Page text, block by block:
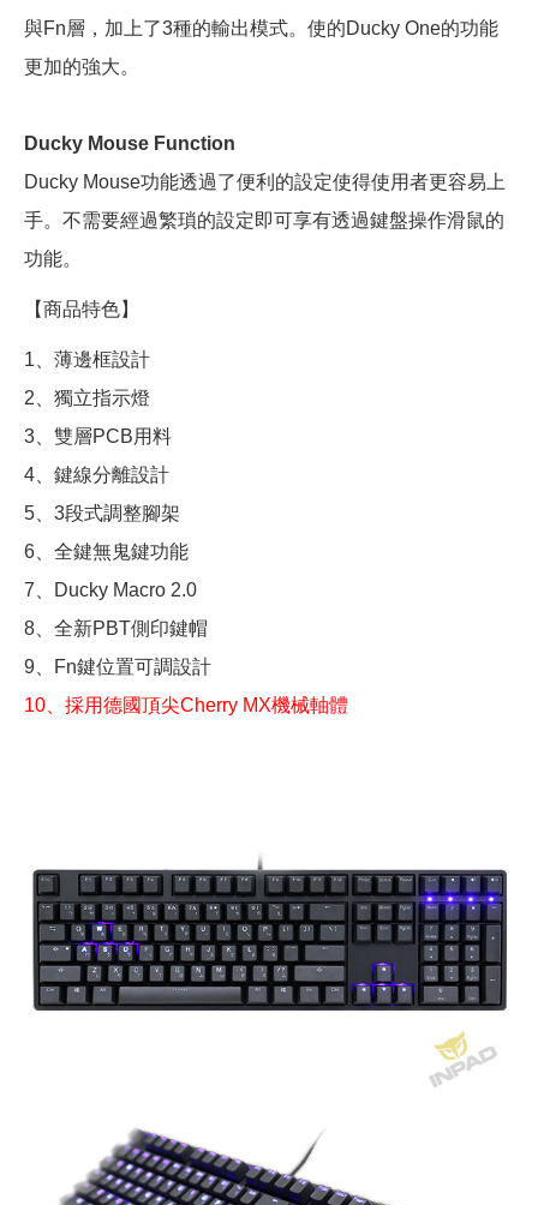
與Fn層，加上了3種的輸出模式。使的Ducky One的功能
更加的強大。
Ducky Mouse Function
Ducky Mouse功能透過了便利的設定使得使用者更容易上
手。不需要經過繁瑣的設定即可享有透過鍵盤操作滑鼠的
功能。
【商品特色】
1、薄邊框設計
2、獨立指示燈
3、雙層PCB用料
4、鍵線分離設計
5、3段式調整腳架
6、全鍵無鬼鍵功能
7、Ducky Macro 2.0
8、全新PBT側印鍵帽
9、Fn鍵位置可調設計
10、採用德國頂尖Cherry MX機械軸體